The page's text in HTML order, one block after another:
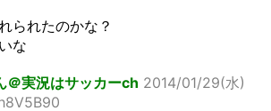
られたのかな？
な
＠実況はサッカーch 2014/01/29(水)